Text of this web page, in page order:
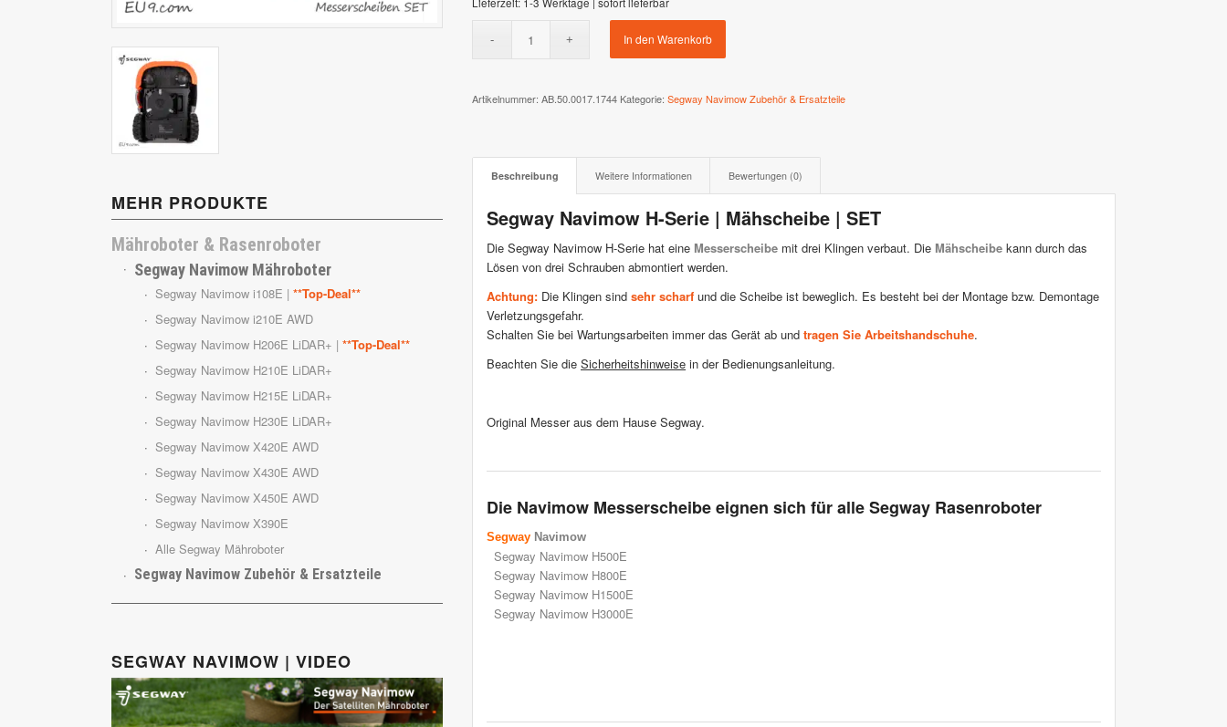
Stiga AutoClip Serie
MEHR PRODUKTE
Mähroboter & Rasenroboter
Segway Navimow Mähroboter
Segway Navimow i108E | **Top-Deal**
Segway Navimow i210E AWD
Segway Navimow H206E LiDAR+ | **Top-Deal**
Segway Navimow H210E LiDAR+
Segway Navimow H215E LiDAR+
Segway Navimow H230E LiDAR+
Segway Navimow X420E AWD
Segway Navimow X430E AWD
Segway Navimow X450E AWD
Segway Navimow X390E
Alle Segway Mähroboter
Segway Navimow Zubehör & Ersatzteile
SEGWAY NAVIMOW | VIDEO
In den Warenkorb
Artikelnummer: AB.50.0017.1744 Kategorie: Segway Navimow Zubehör & Ersatzteile
Beschreibung Weitere Informationen Bewertungen (0)
Segway Navimow H-Serie | Mähscheibe | SET
Die Segway Navimow H-Serie hat eine Messerscheibe mit drei Klingen verbaut. Die Mähscheibe kann durch das
Lösen von drei Schrauben abmontiert werden.
Achtung: Die Klingen sind sehr scharf und die Scheibe ist beweglich. Es besteht bei der Montage bzw. Demontage
Verletzungsgefahr.
Schalten Sie bei Wartungsarbeiten immer das Gerät ab und tragen Sie Arbeitshandschuhe.
Beachten Sie die Sicherheitshinweise in der Bedienungsanleitung.
Original Messer aus dem Hause Segway.
Die Navimow Messerscheibe eignen sich für alle Segway Rasenroboter
Segway Navimow
Segway Navimow H500E
Segway Navimow H800E
Segway Navimow H1500E
Segway Navimow H3000E